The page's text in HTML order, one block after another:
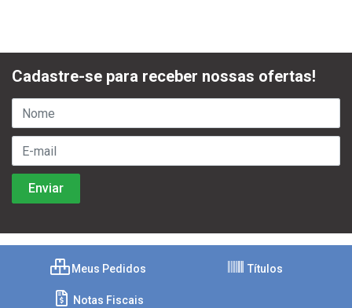
Cadastre-se para receber nossas ofertas!
Meus Pedidos Títulos
Notas Fiscais